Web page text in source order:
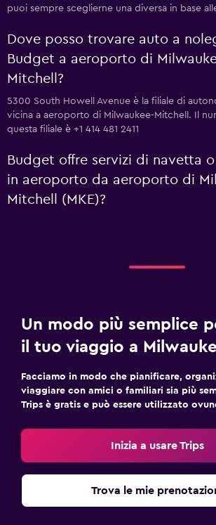
puoi sempre sceglierne una diversa in base
Dove posso trovare auto a
Budget a aeroporto di
Mitchell?
5300 South Howell Avenue è la filiale di
vicina a aeroporto di Milwaukee-Mitchell. Il
questa filiale è +1 414 481 2411
Budget offre servizi di navetta
in aeroporto da aeroporto di
Mitchell (MKE)?
Un modo più semplice
il tuo viaggio a
Facciamo in modo che pianificare,
viaggiare con amici o familiari sia più
Trips è gratis e può essere utilizzato
Inizia a usare Trips
Trova le mie